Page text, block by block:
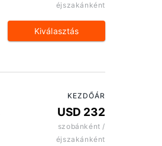
éjszakánként
Kiválasztás
KEZDŐÁR
USD 232
szobánként /
éjszakánként